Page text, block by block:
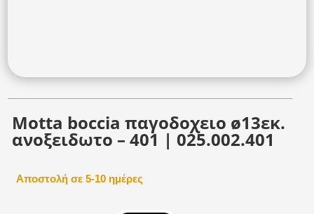
Motta boccia παγοδοχειο ø13εκ.
ανοξειδωτο – 401 | 025.002.401
Αποστολή σε 5-10 ημέρες